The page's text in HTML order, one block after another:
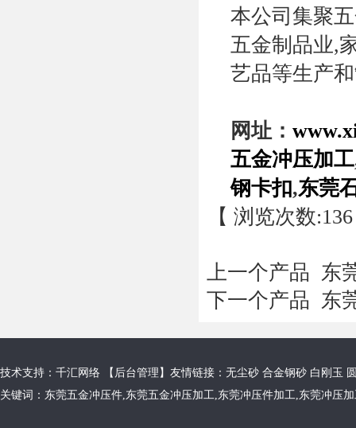
本公司集聚
五金制品业,
艺品等生产
网址：
五金冲压加工
钢卡扣,东莞
【 浏览次数:
上一个产品 东
下一个产品 东
技术支持：千汇网络 【 后台管理 】友情链接： 无尘砂 合金钢砂 白刚玉
关键词： 东莞五金冲压件,东莞五金冲压加工,东莞冲压件加工,东莞冲压